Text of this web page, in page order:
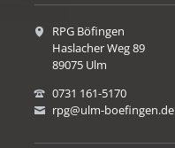
RPG Böfingen
Haslacher Weg 89
89075 Ulm
0731 161-5170
rpg@ulm-boefingen.de